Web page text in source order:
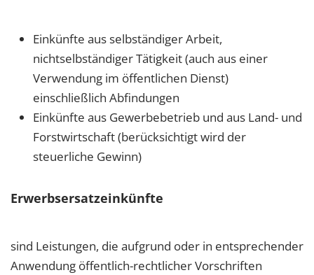
Einkünfte aus selbständiger Arbeit,
nichtselbständiger Tätigkeit (auch aus einer
Verwendung im öffentlichen Dienst)
einschließlich Abfindungen
Einkünfte aus Gewerbebetrieb und aus Land- und
Forstwirtschaft (berücksichtigt wird der
steuerliche Gewinn)
Erwerbsersatzeinkünfte
sind Leistungen, die aufgrund oder in entsprechender
Anwendung öffentlich-rechtlicher Vorschriften